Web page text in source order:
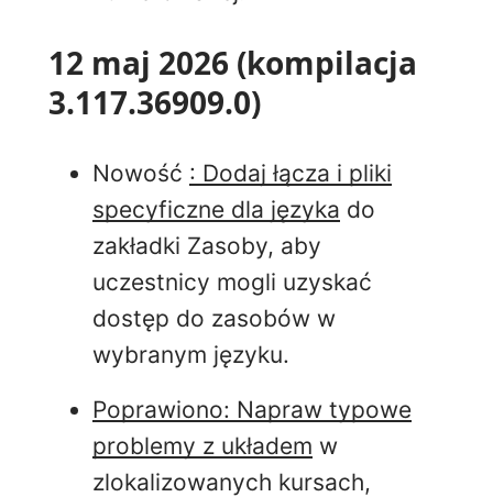
12 maj 2026 (kompilacja
3.117.36909.0)
Nowość : Dodaj łącza i pliki
specyficzne dla języka do
zakładki Zasoby, aby
uczestnicy mogli uzyskać
dostęp do zasobów w
wybranym języku.
Poprawiono: Napraw typowe
problemy z układem w
zlokalizowanych kursach,